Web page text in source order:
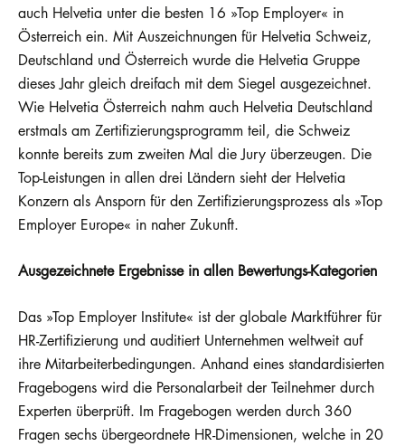
auch Helvetia unter die besten 16 »Top Employer« in
Österreich ein. Mit Auszeichnungen für Helvetia Schweiz,
Deutschland und Österreich wurde die Helvetia Gruppe
dieses Jahr gleich dreifach mit dem Siegel ausgezeichnet.
Wie Helvetia Österreich nahm auch Helvetia Deutschland
erstmals am Zertifizierungsprogramm teil, die Schweiz
konnte bereits zum zweiten Mal die Jury überzeugen. Die
Top-Leistungen in allen drei Ländern sieht der Helvetia
Konzern als Ansporn für den Zertifizierungsprozess als »Top
Employer Europe« in naher Zukunft.
Ausgezeichnete Ergebnisse in allen Bewertungs-Kategorien
Das »Top Employer Institute« ist der globale Marktführer für
HR-Zertifizierung und auditiert Unternehmen weltweit auf
ihre Mitarbeiterbedingungen. Anhand eines standardisierten
Fragebogens wird die Personalarbeit der Teilnehmer durch
Experten überprüft. Im Fragebogen werden durch 360
Fragen sechs übergeordnete HR-Dimensionen, welche in 20